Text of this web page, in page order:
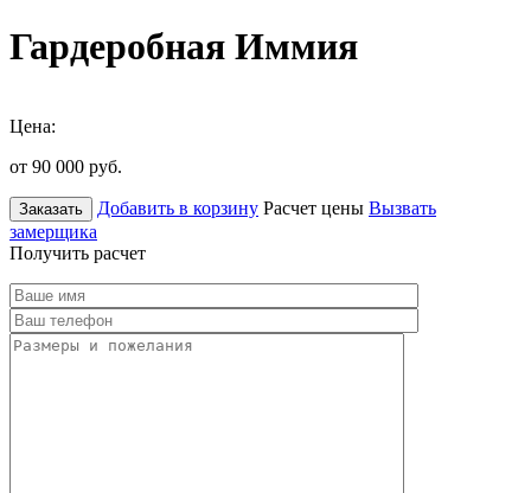
Гардеробная Иммия
Цена:
от 90 000 руб.
Заказать Добавить в корзину Расчет цены Вызвать
замерщика
Получить расчет